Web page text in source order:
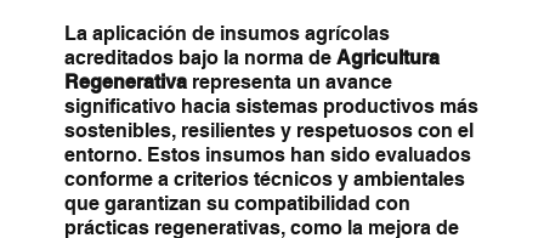
La aplicación de insumos agrícolas
acreditados bajo la norma deAgricultura
Regenerativa representa un avance
significativo hacia sistemas productivos más
sostenibles, resilientes y respetuosos con el
entorno. Estos insumos han sido evaluados
conforme a criterios técnicos y ambientales
que garantizan su compatibilidad con
prácticas regenerativas, como la mejora de